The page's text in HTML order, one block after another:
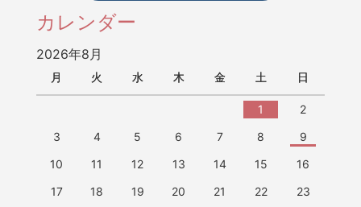
カレンダー
2026年8月
月 火 水 木 金 土 日
1
2
3
4 5 6 7 8
9
10
11 12 13 14 15
16
17
18 19 20 21 22
23